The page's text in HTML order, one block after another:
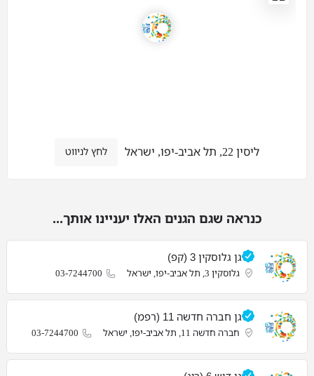
ליסין 22, תל אביב-יפו, ישראל לחץ לניווט
כנראה שגם הגנים האלו יעניינו אותך...
גן גלוסקין 3 (קפ)
גלוסקין 3, תל אביב-יפו, ישראל 03-7244700
גן חברה חדשה 11 (רפמ)
חברה חדשה 11, תל אביב-יפו, ישראל 03-7244700